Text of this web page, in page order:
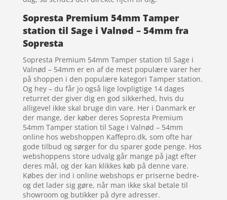
Sopresta Premium 54mm Tamper
station til Sage i Valnød – 54mm fra
Sopresta
Sopresta Premium 54mm Tamper station til Sage i
Valnød – 54mm er en af de mest populære varer her
på shoppen i den populære kategori Tamper station.
Og hey – du får jo også lige lovpligtige 14 dages
returret der giver dig en god sikkerhed, hvis du
alligevel ikke skal bruge din vare. Her i Danmark er
der mange, der køber deres Sopresta Premium
54mm Tamper station til Sage i Valnød – 54mm
online hos webshoppen Kaffepro.dk, som ofte har
gode tilbud og sørger for du sparer gode penge. Hos
webshoppens store udvalg går mange på jagt efter
deres mål, og der kan klikkes køb på denne vare.
Købes der ind i online webshops er priserne bedre-
og det lader sig gøre, når man ikke skal betale til
showroom og butikker på dyre adresser.